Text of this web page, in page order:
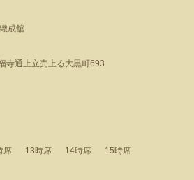
成舘
通上立売上る大黒町693
席 13時席 14時席 15時席